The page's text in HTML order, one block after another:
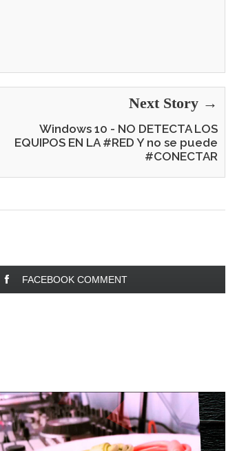
Next Story →
Windows 10 - NO DETECTA LOS
EQUIPOS EN LA #RED Y no se puede
#CONECTAR
FACEBOOK COMMENT